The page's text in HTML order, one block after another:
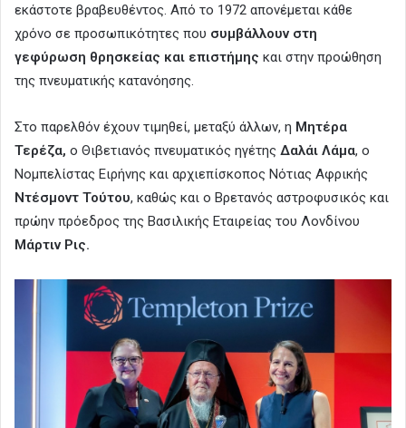
εκάστοτε βραβευθέντος. Από το 1972 απονέμεται κάθε
χρόνο σε προσωπικότητες που συμβάλλουν στη
γεφύρωση θρησκείας και επιστήμης και στην προώθηση
της πνευματικής κατανόησης.
Στο παρελθόν έχουν τιμηθεί, μεταξύ άλλων, η Μητέρα
Τερέζα, ο Θιβετιανός πνευματικός ηγέτης Δαλάι Λάμα, ο
Νομπελίστας Ειρήνης και αρχιεπίσκοπος Νότιας Αφρικής
Ντέσμοντ Τούτου, καθώς και ο Βρετανός αστροφυσικός και
πρώην πρόεδρος της Βασιλικής Εταιρείας του Λονδίνου
Μάρτιν Ρις.